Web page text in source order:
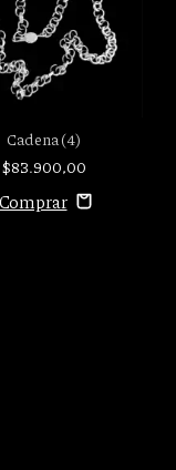
Cadena (4)
$83.900,00